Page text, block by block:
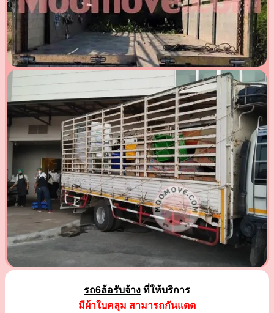
รถ6ล้อรับจ้าง ที่ให้บริการ
มีผ้าใบคลุม สามารถกันแดด